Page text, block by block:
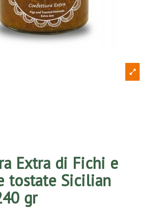
Extra di Fichi e
tostate Sicilian
gr